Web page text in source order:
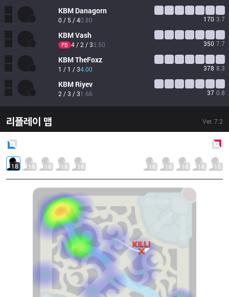
KBM Danagorn
0 / 5 / 40.80 170 3.7
KBMVash
FB 4 / 2 / 33.50 350 7.7
KBMTheFoxz
1 / 1 / 34.00 378 8.3
KBM Riyev
2 / 3 / 31.66 37 0.8
리플레이 맵 Ver. 7.2
18 18 18 18 16 18 16 18 18 15